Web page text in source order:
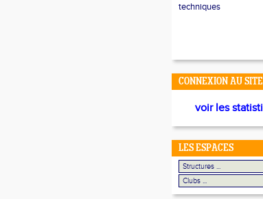
techniques
CONNEXION AU SITE
voir les
LES ESPACES